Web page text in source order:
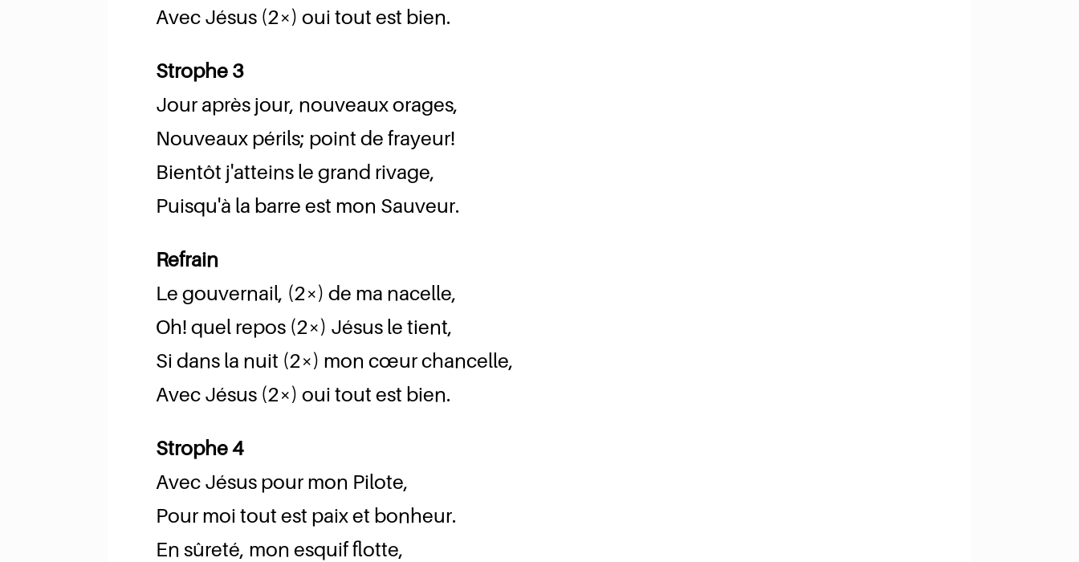
Avec Jésus (2×) oui tout est bien.
Strophe 3
Jour après jour, nouveaux orages,
Nouveaux périls; point de frayeur!
Bientôt j'atteins le grand rivage,
Puisqu'à la barre est mon Sauveur.
Refrain
Le gouvernail, (2×) de ma nacelle,
Oh! quel repos (2×) Jésus le tient,
Si dans la nuit (2×) mon cœur chancelle,
Avec Jésus (2×) oui tout est bien.
Strophe 4
Avec Jésus pour mon Pilote,
Pour moi tout est paix et bonheur.
En sûreté, mon esquif flotte,